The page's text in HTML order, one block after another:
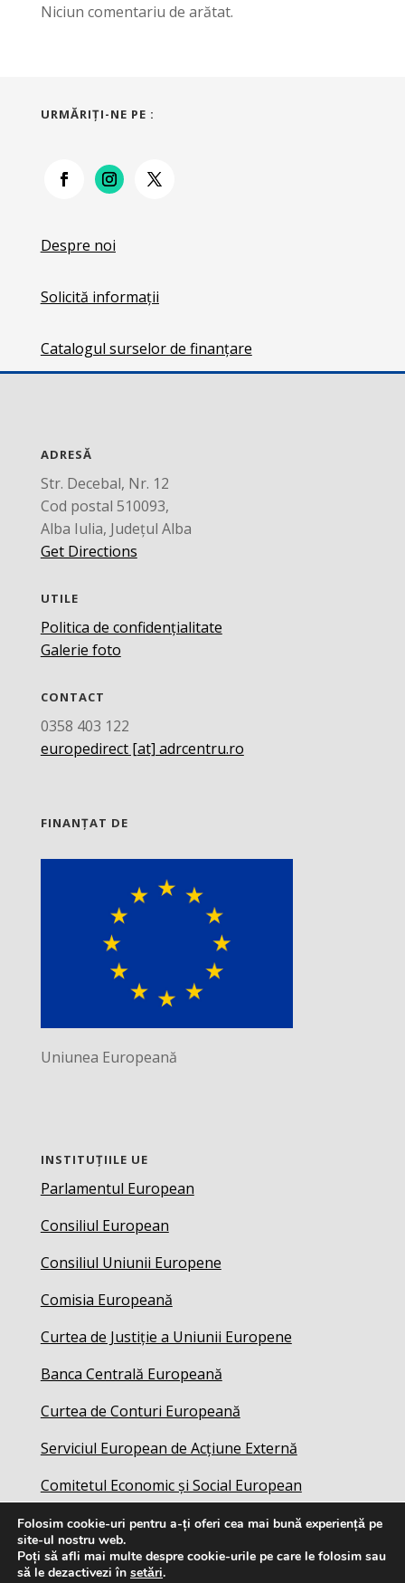
Niciun comentariu de arătat.
URMĂRIŢI-NE PE :
Despre noi
Solicită informații
Catalogul surselor de finanțare
ADRESĂ
Str. Decebal, Nr. 12
Cod postal 510093,
Alba Iulia, Județul Alba
Get Directions
UTILE
Politica de confidențialitate
Galerie foto
CONTACT
0358 403 122
europedirect [at] adrcentru.ro
FINANȚAT DE
Uniunea Europeană
INSTITUȚIILE UE
Parlamentul European
Consiliul European
Consiliul Uniunii Europene
Comisia Europeană
Curtea de Justiție a Uniunii Europene
Banca Centrală Europeană
Curtea de Conturi Europeană
Serviciul European de Acțiune Externă
Comitetul Economic și Social European
Folosim cookie-uri pentru a-ți oferi cea mai bună experiență pe
site-ul nostru web.
Poți să afli mai multe despre cookie-urile pe care le folosim sau
să le dezactivezi în setări.